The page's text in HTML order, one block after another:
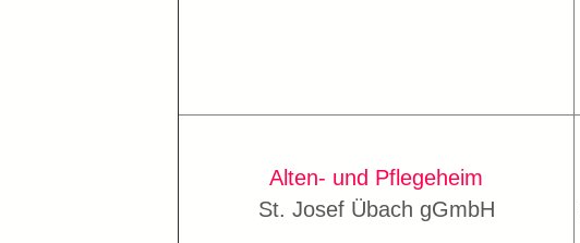
Alten- und Pflegeheim
St. Josef Übach gGmbH